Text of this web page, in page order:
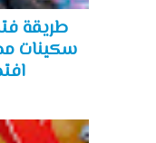
سكينات